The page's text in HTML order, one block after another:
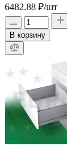
6482.88 ₽/шт
В корзину